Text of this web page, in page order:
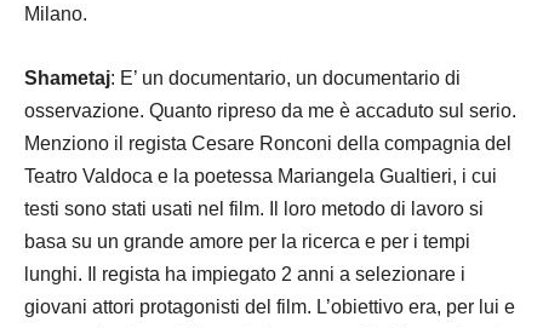
Milano.
Shametaj: E’ un documentario, un documentario di
osservazione. Quanto ripreso da me è accaduto sul serio.
Menziono il regista Cesare Ronconi della compagnia del
Teatro Valdoca e la poetessa Mariangela Gualtieri, i cui
testi sono stati usati nel film. Il loro metodo di lavoro si
basa su un grande amore per la ricerca e per i tempi
lunghi. Il regista ha impiegato 2 anni a selezionare i
giovani attori protagonisti del film. L’obiettivo era, per lui e